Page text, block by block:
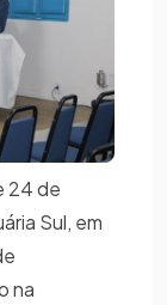
24 de
Sul, em
na